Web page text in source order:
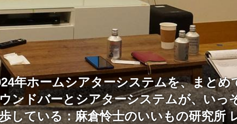
年ホームシアターシステムを、まとめ
ンドバーとシアターシステムが、いっ
している：麻倉怜士のいいもの研究所